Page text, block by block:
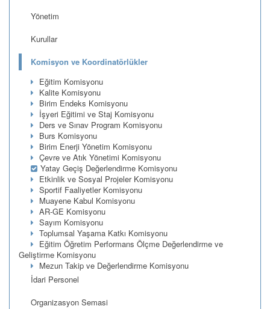
Yönetim
Kurullar
Komisyon ve Koordinatörlükler
Eğitim Komisyonu
Kalite Komisyonu
Birim Endeks Komisyonu
İşyeri Eğitimi ve Staj Komisyonu
Ders ve Sınav Program Komisyonu
Burs Komisyonu
Birim Enerji Yönetim Komisyonu
Çevre ve Atık Yönetimi Komisyonu
Yatay Geçiş Değerlendirme Komisyonu
Etkinlik ve Sosyal Projeler Komisyonu
Sportif Faaliyetler Komisyonu
Muayene Kabul Komisyonu
AR-GE Komisyonu
Sayım Komisyonu
Toplumsal Yaşama Katkı Komisyonu
Eğitim Öğretim Performans Ölçme Değerlendirme ve
Geliştirme Komisyonu
Mezun Takip ve Değerlendirme Komisyonu
İdari Personel
Organizasyon Semasi